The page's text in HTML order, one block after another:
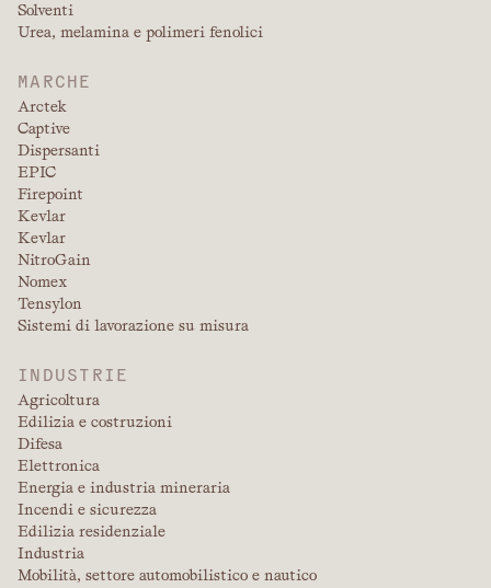
Solventi
Urea, melamina e polimeri fenolici
MARCHE
Arctek
Captive
Dispersanti
EPIC
Firepoint
Kevlar
Kevlar
NitroGain
Nomex
Tensylon
Sistemi di lavorazione su misura
INDUSTRIE
Agricoltura
Edilizia e costruzioni
Difesa
Elettronica
Energia e industria mineraria
Incendi e sicurezza
Edilizia residenziale
Industria
Mobilità, settore automobilistico e nautico